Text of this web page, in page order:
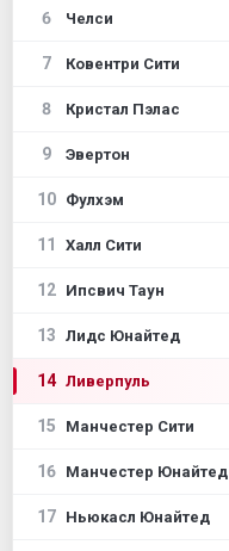
6 Челси
7 Ковентри Сити
8 Кристал Пэлас
9 Эвертон
10 Фулхэм
11 Халл Сити
12 Ипсвич Таун
13 Лидс Юнайтед
14 Ливерпуль
15 Манчестер Сити
16 Манчестер Юнайтед
17 Ньюкасл Юнайтед